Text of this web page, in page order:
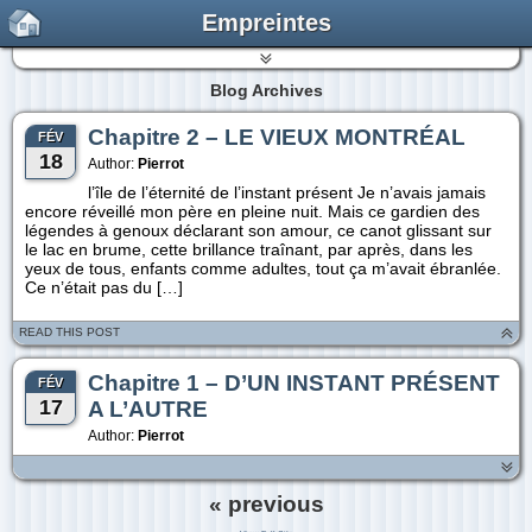
Empreintes
Blog Archives
FÉV
18
Chapitre 2 – LE VIEUX MONTRÉAL
Author: Pierrot
l’île de l’éternité de l’instant présent Je n’avais jamais
encore réveillé mon père en pleine nuit. Mais ce gardien des
légendes à genoux déclarant son amour, ce canot glissant sur
le lac en brume, cette brillance traînant, par après, dans les
yeux de tous, enfants comme adultes, tout ça m’avait ébranlée.
Ce n’était pas du […]
READ THIS POST
FÉV
17
Chapitre 1 – D’UN INSTANT PRÉSENT
A L’AUTRE
Author: Pierrot
« previous